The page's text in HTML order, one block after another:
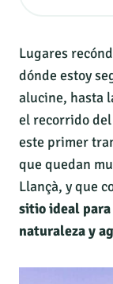
Lugares
dónde estoy
alucine, hasta
el recorrido del
este primer
que quedan
Llançà, y que
sitio ideal para
naturaleza y